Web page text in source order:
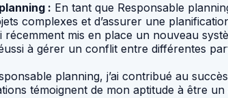
: En tant que Responsable
complexes et d’assurer une
récemment mis en place un nouveau
à gérer un conflit entre différentes
planning, j’ai contribué au
témoignent de mon aptitude à être